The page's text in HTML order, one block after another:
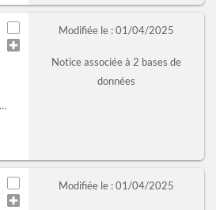
Modifiée le : 01/04/2025
Notice associée à 2 bases de
données
Modifiée le : 01/04/2025